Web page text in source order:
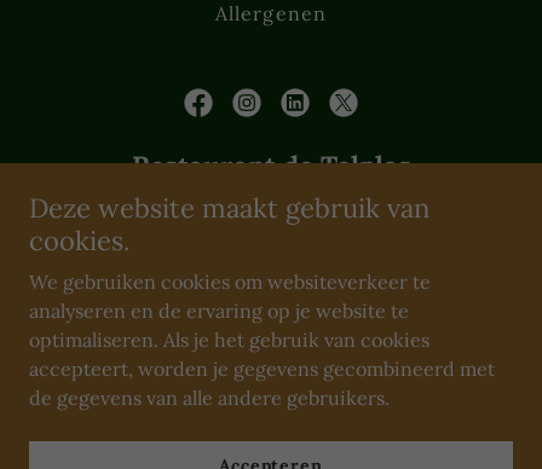
Allergenen
Restaurant de Tolplas
Hexelseweg 84, 7645AM, Hoge
0546-706868
Alle rechten voorbehouden, Restaurant de Tolplas 2026
Deze website maakt gebruik van
cookies.
We gebruiken cookies om websiteverkeer te
analyseren en de ervaring op je website te
optimaliseren. Als je het gebruik van cookies
accepteert, worden je gegevens gecombineerd met
de gegevens van alle andere gebruikers.